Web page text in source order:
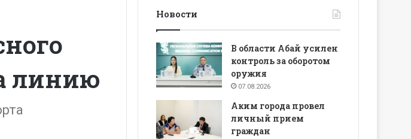
линию
Новости
В области Абай усилен
контроль за оборотом
оружия
07.08.2026
Аким города провел
личный прием
граждан